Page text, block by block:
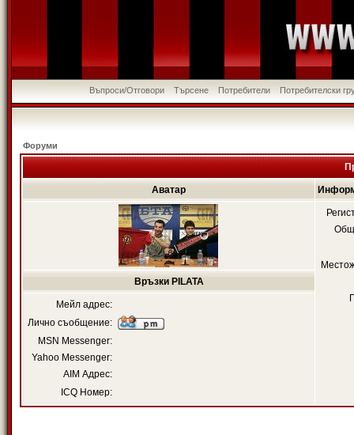
Въпроси/Отговори Търсене Потребители Потребителски
Форуми
Аватар
Връзки PILATA
Мейл адрес:
Лично съобщение:
MSN Messenger:
Yahoo Messenger:
AIM Адрес:
ICQ Номер: